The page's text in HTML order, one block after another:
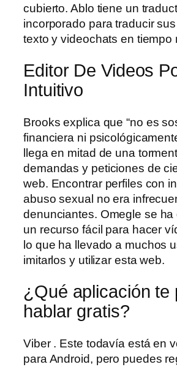
cubierto. Ablo tiene un
incorporado para traducir
texto y videochats en tiempo
Editor De Videos
Intuitivo
Brooks explica que “no es
financiera ni
llega en mitad de una
demandas y peticiones de
web. Encontrar perfiles con
abuso sexual no era
denunciantes. Omegle se ha
un recurso fácil para hacer
lo que ha llevado a muchos
imitarlos y utilizar esta web.
¿Qué aplicación te
hablar gratis?
Viber . Este todavía está en
para Android, pero puedes